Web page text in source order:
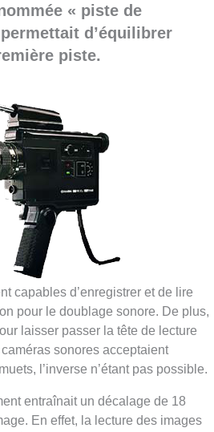
« piste de
d’équilibrer
piste.
capables d’enregistrer et de lire
pour le doublage sonore. De plus,
laisser passer la tête de lecture
sonores acceptaient
l’inverse n’étant pas possible.
entraînait un décalage de 18
En effet, la lecture des images